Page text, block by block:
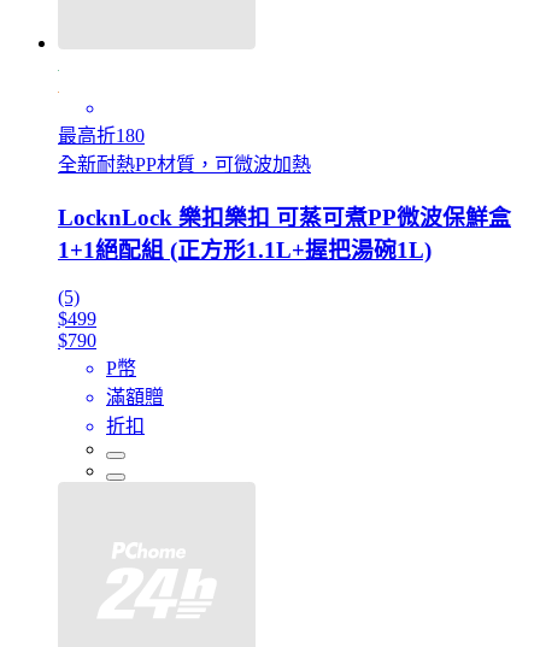
最高折180
全新耐熱PP材質，可微波加熱
LocknLock 樂扣樂扣 可蒸可煮PP微波保鮮盒
1+1絕配組 (正方形1.1L+握把湯碗1L)
(5)
$499
$790
P幣
滿額贈
折扣